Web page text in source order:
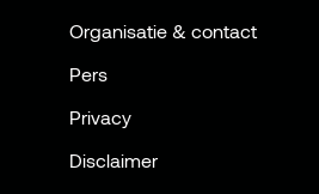
Organisatie & contact
Pers
Privacy
Disclaimer